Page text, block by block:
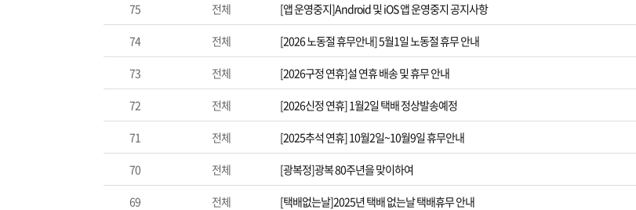
75 전체 [앱 운영중지]Android 및 iOS 앱 운영중지 공지사항
74 전체 [2026 노동절 휴무안내] 5월1일 노동절 휴무 안내
73 전체 [2026구정 연휴]설 연휴 배송 및 휴무 안내
72 전체 [2026신정 연휴] 1월2일 택배 정상발송예정
71 전체 [2025추석 연휴] 10월2일~10월9일 휴무안내
70 전체 [광복정]광복 80주년을 맞이하여
69 전체 [택배없는날]2025년 택배 없는날 택배휴무 안내